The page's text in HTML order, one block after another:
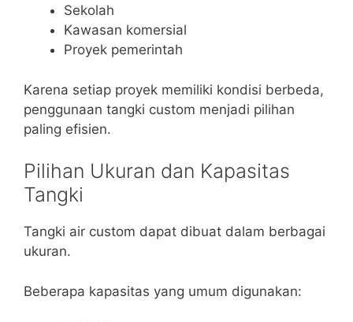
Sekolah
Kawasan komersial
Proyek pemerintah
Karena setiap proyek memiliki kondisi berbeda,
penggunaan tangki custom menjadi pilihan
paling efisien.
Pilihan Ukuran dan Kapasitas
Tangki
Tangki air custom dapat dibuat dalam berbagai
ukuran.
Beberapa kapasitas yang umum digunakan: